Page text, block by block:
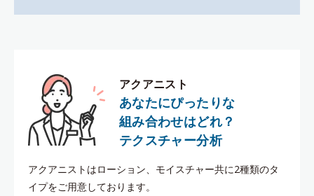
アクアニスト
あなたにぴったりな
組み合わせはどれ？
テクスチャー分析
アクアニストはローション、モイスチャー共に2種類のタ
イプをご用意しております。